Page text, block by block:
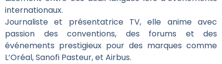
internationaux.
Journaliste et présentatrice TV, elle anime avec
passion des conventions, des forums et des
événements prestigieux pour des marques comme
L’Oréal, Sanofi Pasteur, et Airbus.